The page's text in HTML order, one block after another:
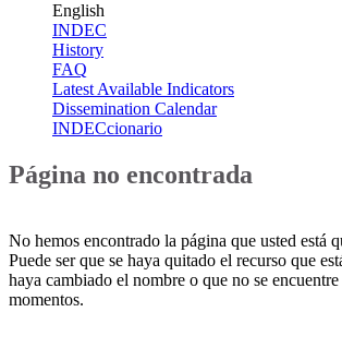
English
INDEC
History
FAQ
Latest Available Indicators
Dissemination Calendar
INDECcionario
Página no encontrada
No hemos encontrado la página que usted está
Puede ser que se haya quitado el recurso que
haya cambiado el nombre o que no se
momentos.